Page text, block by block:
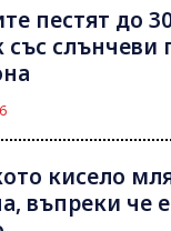
пестят до
със слънчеви
кисело
въпреки че